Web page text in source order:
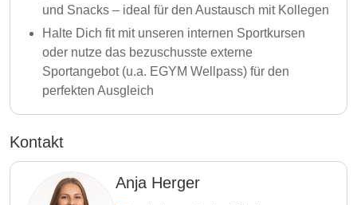
und Snacks – ideal für den Austausch mit Kollegen
Halte Dich fit mit unseren internen Sportkursen
oder nutze das bezuschusste externe
Sportangebot (u.a. EGYM Wellpass) für den
perfekten Ausgleich
Kontakt
Anja Herger